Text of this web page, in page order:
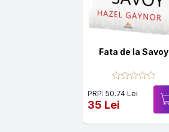
Fata de la Savoy
PRP: 50.74 Lei
35 Lei